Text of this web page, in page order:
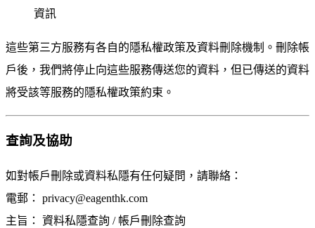
資訊
這些第三方服務有各自的隱私權政策及資料刪除機制。刪除帳
戶後，我們將停止向這些服務傳送您的資料，但已傳送的資料
將受該等服務的隱私權政策約束。
查詢及協助
如對帳戶刪除或資料私隱有任何疑問，請聯絡：
電郵： privacy@eagenthk.com
主旨： 資料私隱查詢 / 帳戶刪除查詢